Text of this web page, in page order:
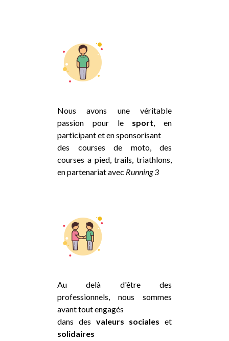
Nous avons une véritable
passion pour le sport, en
participant et en sponsorisant
des courses de moto, des
courses a pied, trails, triathlons,
en partenariat avec Running 3
Au delà d'être des
professionnels, nous sommes
avant tout engagés
dans des valeurs sociales et
solidaires